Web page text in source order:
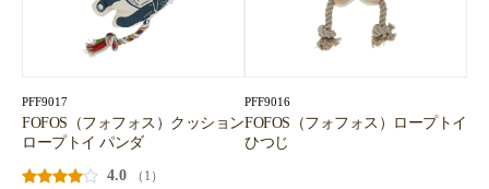
PFF9017
FOFOS（フォフォス）クッション
ロープトイ パンダ
4.0
（1）
PFF9016
FOFOS（フォフォス）ロープトイ
ひつじ